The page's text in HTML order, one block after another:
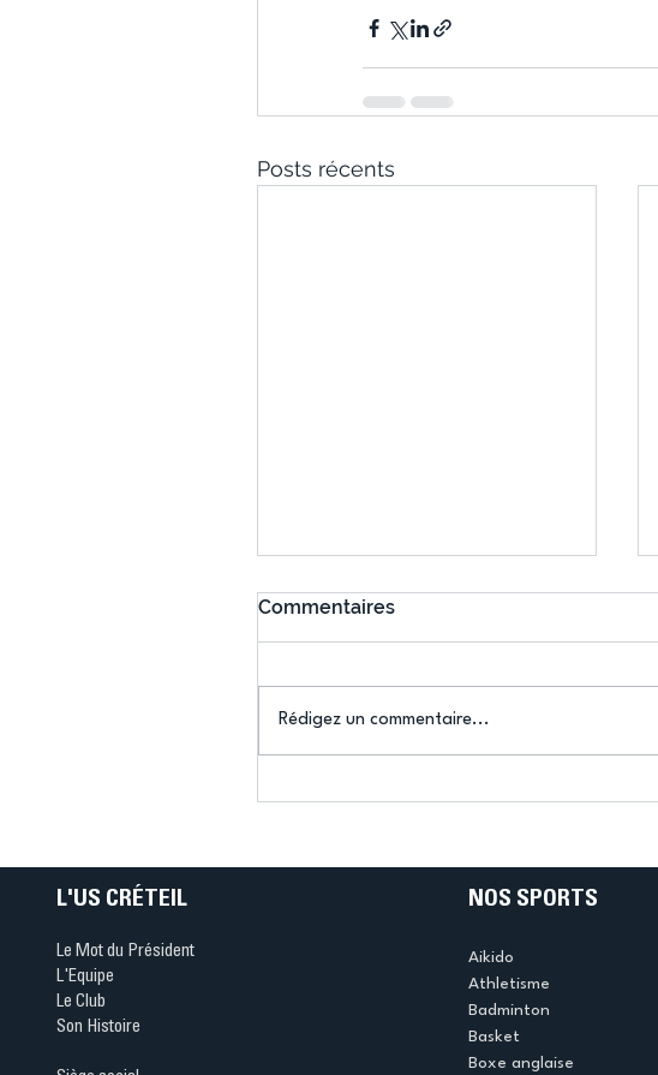
Posts récents
Marne
Commentaires
Rédigez un commentaire...
L'US CRÉTEIL
Le Mot du Président
L'Equipe
Le Club
Son Histoire
NOS SPORTS
Aikido
Athletisme
Badminton
Basket
Boxe anglaise